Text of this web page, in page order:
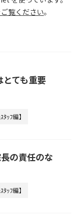
覧ください。
とても重要
ｯﾌ編】
の責任のな
ｯﾌ編】